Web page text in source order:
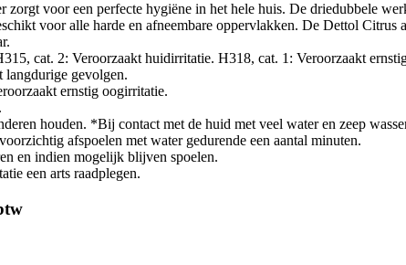
zorgt voor een perfecte hygiëne in het hele huis. De driedubbele
voor alle harde en afneembare oppervlakken. De Dettol
cat. 2: Veroorzaakt huidirritatie. H318, cat. 1: Veroorzaakt
langdurige gevolgen.
ernstig oogirritatie.
houden. *Bij contact met de huid met veel water en zeep
afspoelen met water gedurende een aantal minuten.
en indien mogelijk blijven spoelen.
een arts raadplegen.